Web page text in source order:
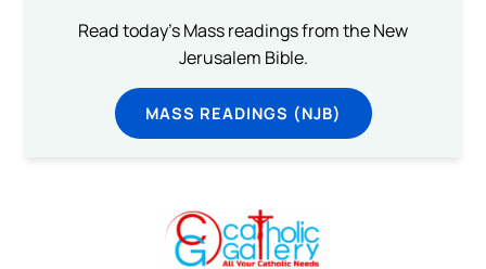
Read today's Mass readings from the New
Jerusalem Bible.
MASS READINGS (NJB)